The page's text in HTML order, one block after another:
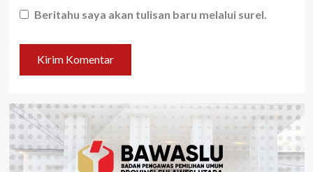
Beritahu saya akan tulisan baru melalui surel.